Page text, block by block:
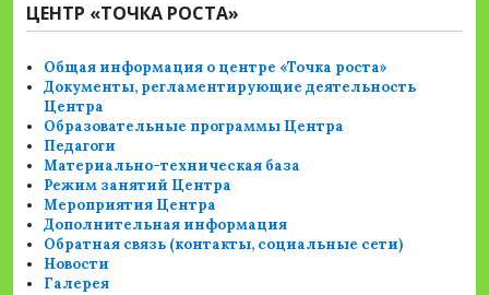
ЦЕНТР «ТОЧКА РОСТА»
Общая информация о центре «Точка роста»
Документы, регламентирующие деятельность
Центра
Образовательные программы Центра
Педагоги
Материально-техническая база
Режим занятий Центра
Мероприятия Центра
Дополнительная информация
Обратная связь (контакты, социальные сети)
Новости
Галерея